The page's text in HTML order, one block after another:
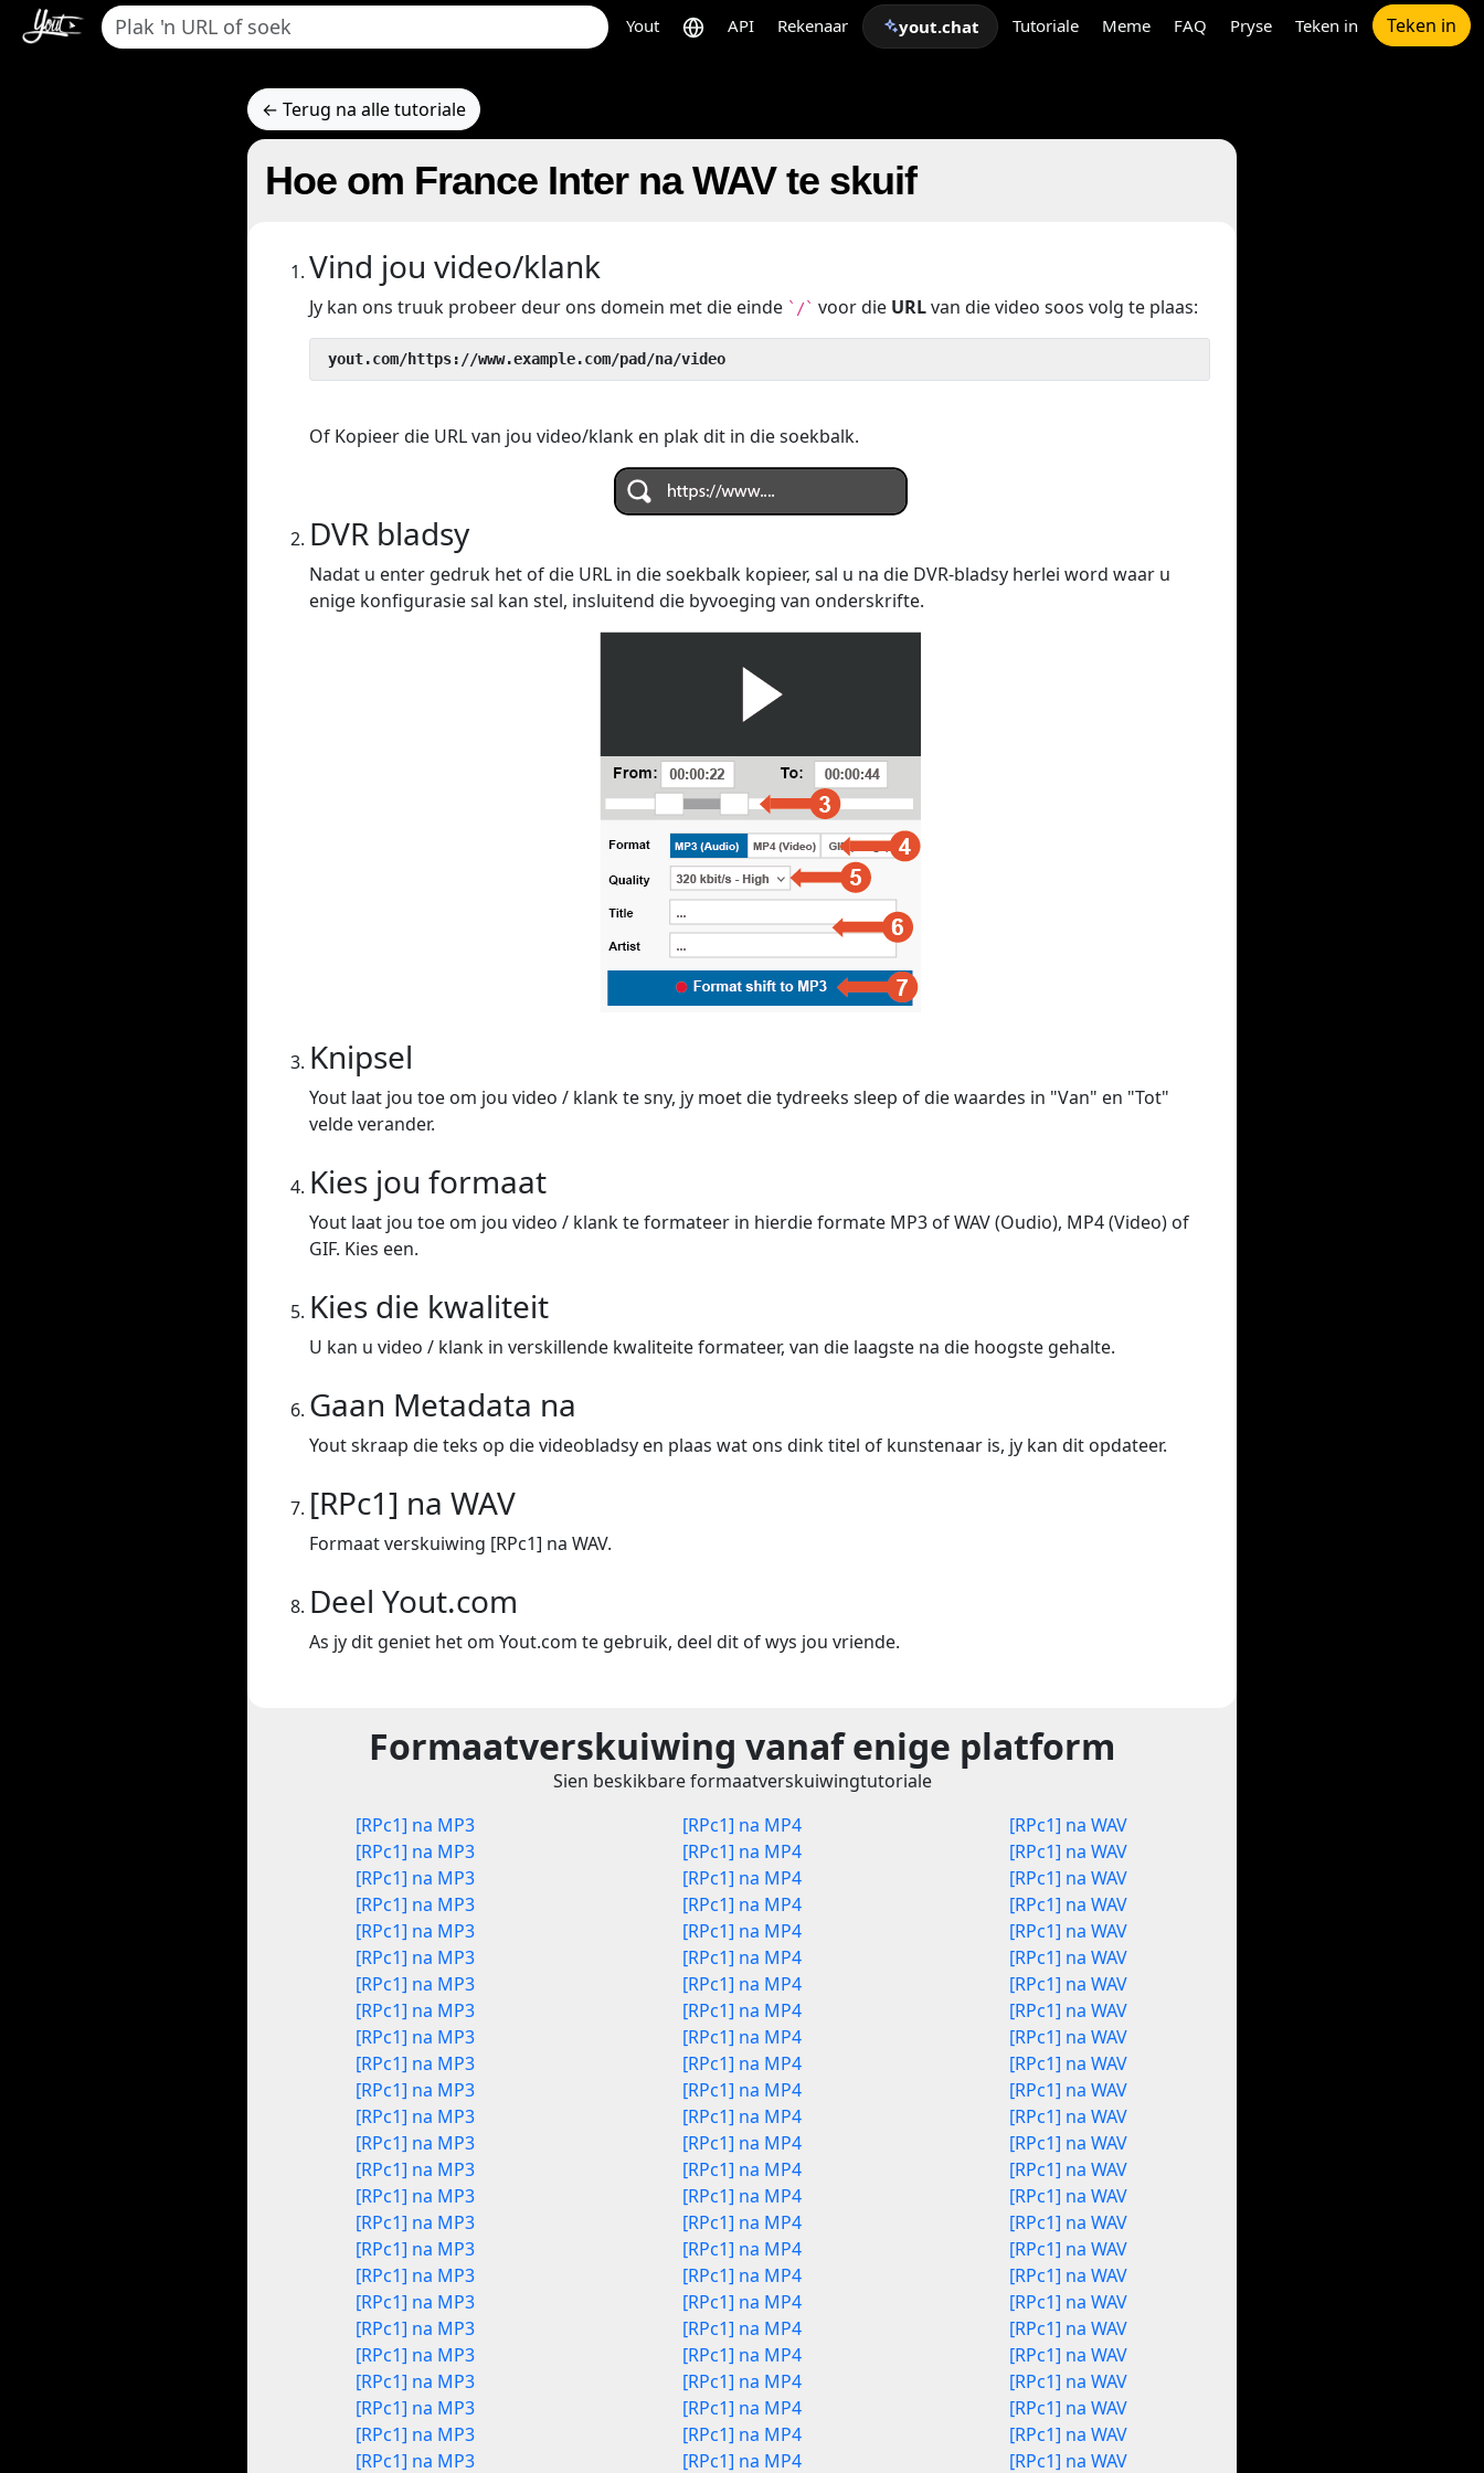
Yout API Rekenaar yout.chat Tutoriale Meme FAQ Pryse Teken in Teken in
← Terug na alle tutoriale
Hoe om France Inter na WAV te skuif
Vind jou video/klank
Jy kan ons truuk probeer deur ons domein met die einde `/` voor die URLvan die video soos volg te plaas:
yout.com/https://www.example.com/pad/na/video
Of Kopieer die URL van jou video/klank en plak dit in die soekbalk.
DVR bladsy
Nadat u enter gedruk het of die URL in die soekbalk kopieer, sal u na die DVR-bladsy herlei word waar u
enige konfigurasie sal kan stel, insluitend die byvoeging van onderskrifte.
Knipsel
Yout laat jou toe om jou video / klank te sny, jy moet die tydreeks sleep of die waardes in "Van" en "Tot"
velde verander.
Kies jou formaat
Yout laat jou toe om jou video / klank te formateer in hierdie formate MP3 of WAV (Oudio), MP4 (Video) of
GIF. Kies een.
Kies die kwaliteit
U kan u video / klank in verskillende kwaliteite formateer, van die laagste na die hoogste gehalte.
Gaan Metadata na
Yout skraap die teks op die videobladsy en plaas wat ons dink titel of kunstenaar is, jy kan dit opdateer.
[RPc1] na WAV
Formaat verskuiwing [RPc1] na WAV.
Deel Yout.com
As jy dit geniet het om Yout.com te gebruik, deel dit of wys jou vriende.
Formaatverskuiwing vanaf enige platform
Sien beskikbare formaatverskuiwingtutoriale
[RPc1] na MP3
[RPc1] na MP3
[RPc1] na MP3
[RPc1] na MP3
[RPc1] na MP3
[RPc1] na MP3
[RPc1] na MP3
[RPc1] na MP3
[RPc1] na MP3
[RPc1] na MP3
[RPc1] na MP3
[RPc1] na MP3
[RPc1] na MP3
[RPc1] na MP3
[RPc1] na MP3
[RPc1] na MP3
[RPc1] na MP3
[RPc1] na MP3
[RPc1] na MP3
[RPc1] na MP3
[RPc1] na MP3
[RPc1] na MP3
[RPc1] na MP3
[RPc1] na MP3
[RPc1] na MP3
[RPc1] na MP4
[RPc1] na MP4
[RPc1] na MP4
[RPc1] na MP4
[RPc1] na MP4
[RPc1] na MP4
[RPc1] na MP4
[RPc1] na MP4
[RPc1] na MP4
[RPc1] na MP4
[RPc1] na MP4
[RPc1] na MP4
[RPc1] na MP4
[RPc1] na MP4
[RPc1] na MP4
[RPc1] na MP4
[RPc1] na MP4
[RPc1] na MP4
[RPc1] na MP4
[RPc1] na MP4
[RPc1] na MP4
[RPc1] na MP4
[RPc1] na MP4
[RPc1] na MP4
[RPc1] na MP4
[RPc1] na WAV
[RPc1] na WAV
[RPc1] na WAV
[RPc1] na WAV
[RPc1] na WAV
[RPc1] na WAV
[RPc1] na WAV
[RPc1] na WAV
[RPc1] na WAV
[RPc1] na WAV
[RPc1] na WAV
[RPc1] na WAV
[RPc1] na WAV
[RPc1] na WAV
[RPc1] na WAV
[RPc1] na WAV
[RPc1] na WAV
[RPc1] na WAV
[RPc1] na WAV
[RPc1] na WAV
[RPc1] na WAV
[RPc1] na WAV
[RPc1] na WAV
[RPc1] na WAV
[RPc1] na WAV